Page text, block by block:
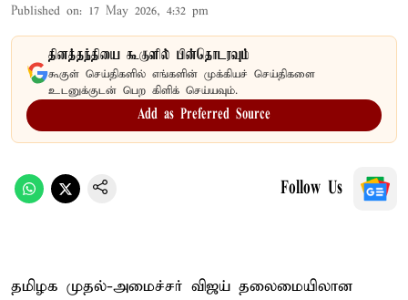
Published on: 17 May 2026, 4:32 pm
தினத்தந்தியை கூகுளில் பின்தொடரவும்
கூகுள் செய்திகளில் எங்களின் முக்கியச் செய்திகளை
உடனுக்குடன் பெற கிளிக் செய்யவும்.
Add as Preferred Source
Follow Us
தமிழக முதல்-அமைச்சர் விஜய் தலைமையிலான